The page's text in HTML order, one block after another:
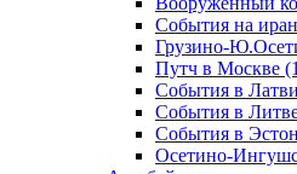
События на
Грузино-
Путч в Москве
События в
События в
События в
Осетино-